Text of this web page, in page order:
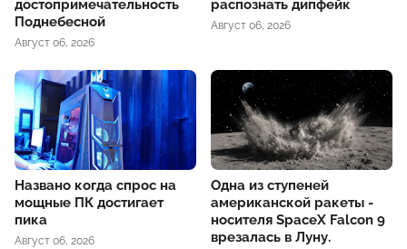
достопримечательность
Поднебесной
Август 06, 2026
распознать дипфейк
Август 06, 2026
Названо когда спрос на
мощные ПК достигает
пика
Август 06, 2026
Одна из ступеней
американской ракеты -
носителя SpaceX Falcon 9
врезалась в Луну.